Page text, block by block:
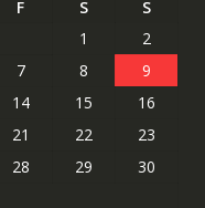
F S
S
1
2
7 8
9
14 15
16
21 22
23
28 29
30